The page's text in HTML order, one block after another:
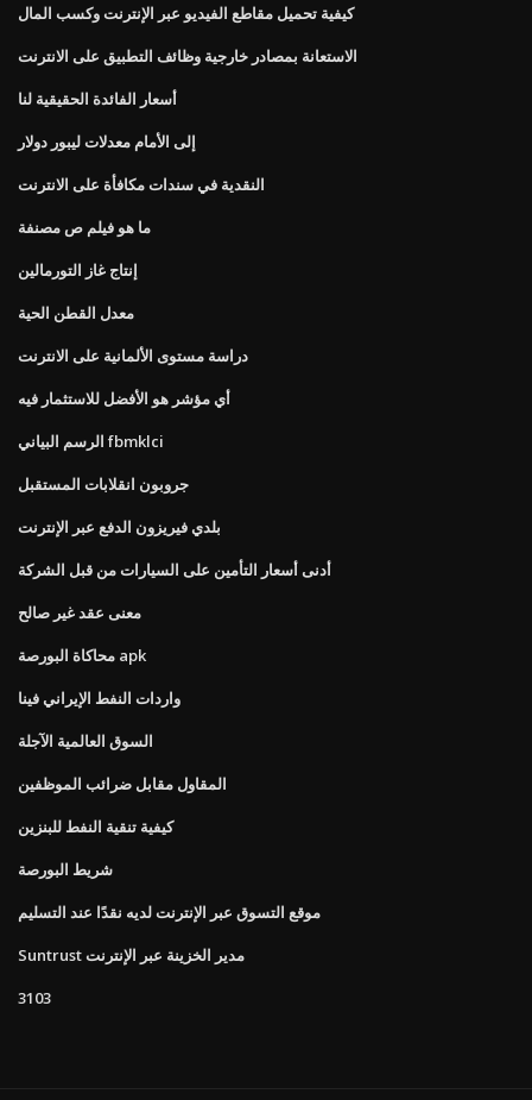
كيفية تحميل مقاطع الفيديو عبر الإنترنت وكسب المال
الاستعانة بمصادر خارجية وظائف التطبيق على الانترنت
أسعار الفائدة الحقيقية لنا
إلى الأمام معدلات ليبور دولار
النقدية في سندات مكافأة على الانترنت
ما هو فيلم ص مصنفة
إنتاج غاز التورمالين
معدل القطن الحية
دراسة مستوى الألمانية على الانترنت
أي مؤشر هو الأفضل للاستثمار فيه
الرسم البياني fbmklci
جروبون انقلابات المستقبل
بلدي فيريزون الدفع عبر الإنترنت
أدنى أسعار التأمين على السيارات من قبل الشركة
معنى عقد غير صالح
محاكاة البورصة apk
واردات النفط الإيراني فينا
السوق العالمية الآجلة
المقاول مقابل ضرائب الموظفين
كيفية تنقية النفط للبنزين
شريط البورصة
موقع التسوق عبر الإنترنت لديه نقدًا عند التسليم
Suntrust مدير الخزينة عبر الإنترنت
3103